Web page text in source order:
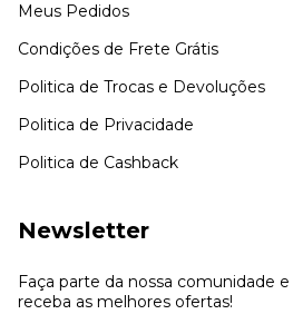
Meus Pedidos
Condições de Frete Grátis
Politica de Trocas e Devoluções
Politica de Privacidade
Politica de Cashback
Newsletter
Faça parte da nossa comunidade e
receba as melhores ofertas!